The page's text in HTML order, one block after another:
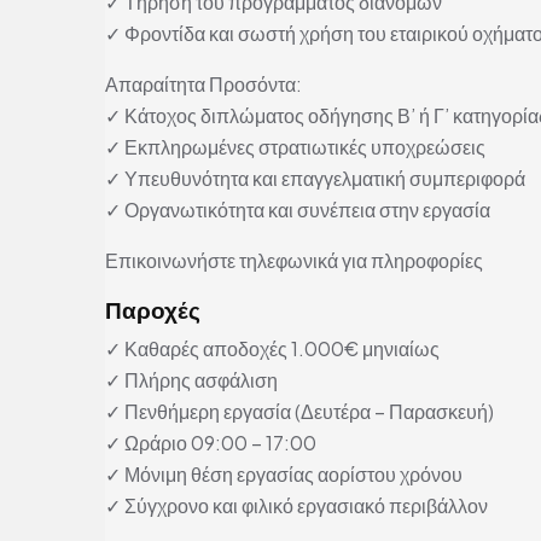
✓ Φροντίδα και σωστή χρήση του εταιρικού
Απαραίτητα Προσόντα:
✓ Κάτοχος διπλώματος οδήγησης Β’ ή Γ’
✓ Εκπληρωμένες στρατιωτικές υποχρεώσεις
✓ Υπευθυνότητα και επαγγελματική συμπεριφορά
✓ Οργανωτικότητα και συνέπεια στην εργασία
Επικοινωνήστε τηλεφωνικά για πληροφορίες
Παροχές
✓ Καθαρές αποδοχές 1.000€ μηνιαίως
✓ Πλήρης ασφάλιση
✓ Πενθήμερη εργασία (Δευτέρα – Παρασκευή)
✓ Ωράριο 09:00 – 17:00
✓ Μόνιμη θέση εργασίας αορίστου χρόνου
✓ Σύγχρονο και φιλικό εργασιακό περιβάλλον